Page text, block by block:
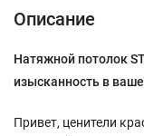
Описание
Натяжной потолок
изысканность в
Привет, ценители